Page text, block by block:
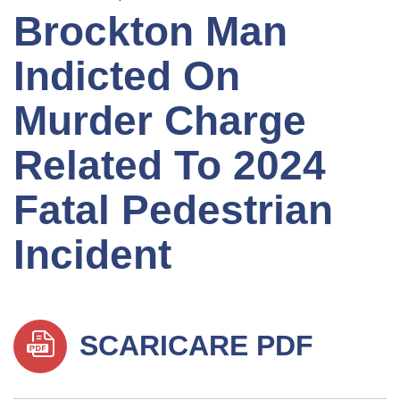
Brockton Man
Indicted On
Murder Charge
Related To 2024
Fatal Pedestrian
Incident
SCARICARE PDF